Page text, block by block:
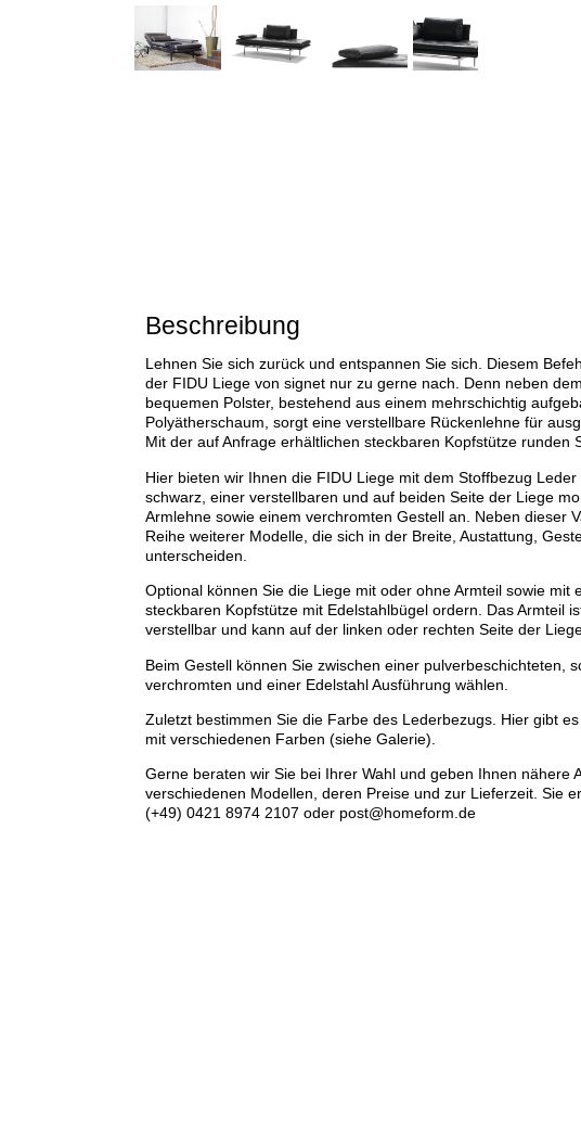
Beschreibung
Lehnen Sie sich zurück und entspannen Sie sich. Diesem
der FIDU Liege von signet nur zu gerne nach. Denn neben
bequemen Polster, bestehend aus einem mehrschichtig
Polyätherschaum, sorgt eine verstellbare Rückenlehne für
Mit der auf Anfrage erhältlichen steckbaren Kopfstütze runden
Hier bieten wir Ihnen die FIDU Liege mit dem Stoffbezug Leder
schwarz, einer verstellbaren und auf beiden Seite der Liege
Armlehne sowie einem verchromten Gestell an. Neben dieser
Reihe weiterer Modelle, die sich in der Breite, Austattung,
unterscheiden.
Optional können Sie die Liege mit oder ohne Armteil sowie mit
steckbaren Kopfstütze mit Edelstahlbügel ordern. Das Armteil
verstellbar und kann auf der linken oder rechten Seite der
Beim Gestell können Sie zwischen einer pulverbeschichteten,
verchromten und einer Edelstahl Ausführung wählen.
Zuletzt bestimmen Sie die Farbe des Lederbezugs. Hier gibt
mit verschiedenen Farben (siehe Galerie).
Gerne beraten wir Sie bei Ihrer Wahl und geben Ihnen nähere
verschiedenen Modellen, deren Preise und zur Lieferzeit. Sie
(+49) 0421 8974 2107 oder post@homeform.de